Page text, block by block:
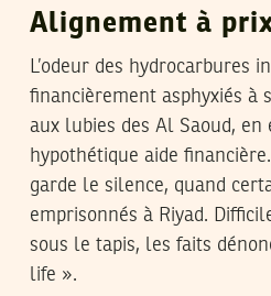
Alignement à
L’odeur des hydrocarbures
financièrement asphyxiés à
aux lubies des Al Saoud, en
hypothétique aide
garde le silence, quand
emprisonnés à Riyad.
sous le tapis, les faits
life ».